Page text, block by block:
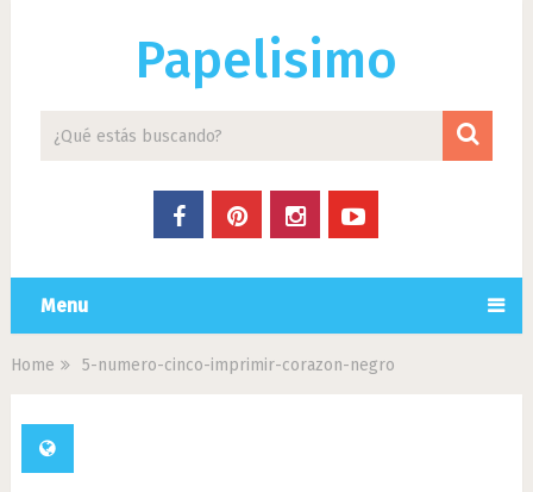
Papelisimo
Menu
Home 5-numero-cinco-imprimir-corazon-negro